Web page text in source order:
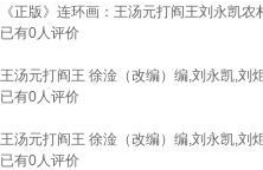
《正版》连环画：王汤元打阎王刘永凯农
已有0人评价
王汤元打阎王 徐淦（改编）编,刘永凯,
已有0人评价
王汤元打阎王 徐淦（改编）编,刘永凯,刘
已有0人评价